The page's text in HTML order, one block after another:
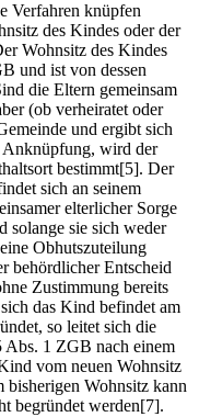
Verfahren knüpfen
des Kindes oder der
Wohnsitz des Kindes
und ist von dessen
die Eltern gemeinsam
(ob verheiratet oder
und ergibt sich
Anknüpfung, wird der
bestimmt[5]. Der
sich an seinem
elterlicher Sorge
solange sie sich weder
Obhutszuteilung
behördlicher Entscheid
Zustimmung bereits
das Kind befindet am
so leitet sich die
1 ZGB nach einem
vom neuen Wohnsitz
bisherigen Wohnsitz kann
begründet werden[7].